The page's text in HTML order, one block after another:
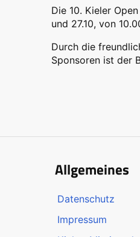
Die 10. Kieler
und 27.10, von
Durch die
Sponsoren ist der
Allgemeines
Datenschutz
Impressum